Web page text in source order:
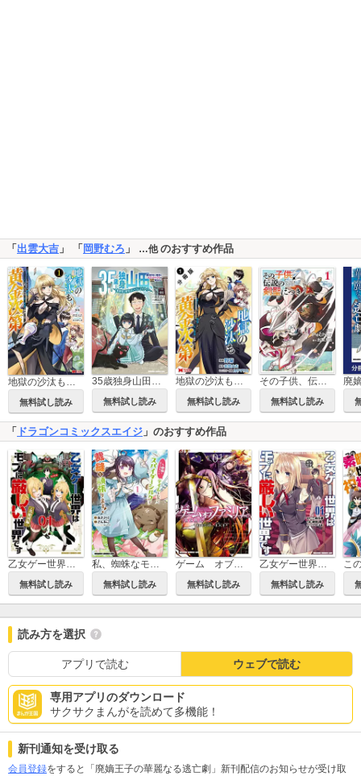
「出雲大吉 」 「岡野むろ 」 …他のおすすめ作品
無料試し読み
35歳独身山田、異世界村に理想のセカンドハウスを作りたい ～異世界と現実のいいとこどりライフ～
無料試し読み
地獄の沙汰も黄金次第 会社をクビになったけど、錬金術とかいうチートスキルを手に入れたので人生一発逆転を目指します(コミック) 分冊版
無料試し読み
その子供、伝説の剣聖につき
無料試し読み
「 ドラゴンコミックスエイジ 」のおすすめ作品
乙女ゲー世界はモブに厳しい世界です【共和国編】
無料試し読み
私、蜘蛛なモンスターをテイムしたので、スパイダーシルクで裁縫を頑張ります！
無料試し読み
ゲーム オブ ファミリア-家族戦記-
無料試し読み
乙女ゲー世界はモブに厳しい世界です
無料試し読み
読み方を選択
アプリで読む ウェブで読む
専用アプリのダウンロード
サクサクまんがを読めて多機能！
新刊通知を受け取る
会員登録をすると「廃嫡王子の華麗なる逃亡劇」新刊配信のお知らせが受け取